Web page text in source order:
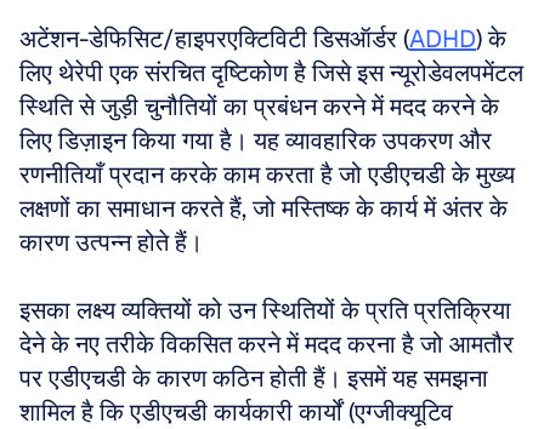
अटेंशन-डेफिसिट/हाइपरएक्टिविटी डिसऑर्डर (ADHD) के
लिए थेरेपी एक संरचित दृष्टिकोण है जिसे इस न्यूरोडेवलपमेंटल
स्थिति से जुड़ी चुनौतियों का प्रबंधन करने में मदद करने के
लिए डिज़ाइन किया गया है। यह व्यावहारिक उपकरण और
रणनीतियाँ प्रदान करके काम करता है जो एडीएचडी के मुख्य
लक्षणों का समाधान करते हैं, जो मस्तिष्क के कार्य में अंतर के
कारण उत्पन्न होते हैं।
इसका लक्ष्य व्यक्तियों को उन स्थितियों के प्रति प्रतिक्रिया
देने के नए तरीके विकसित करने में मदद करना है जो आमतौर
पर एडीएचडी के कारण कठिन होती हैं। इसमें यह समझना
शामिल है कि एडीएचडी कार्यकारी कार्यों (एग्जीक्यूटिव